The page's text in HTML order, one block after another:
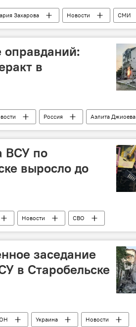
Захарова Новости
СМИ
в
Россия Аэлита Джиоева
ВСУ по
выросло до
Новости СВО
заседание
в Старобельске
Украина Новости